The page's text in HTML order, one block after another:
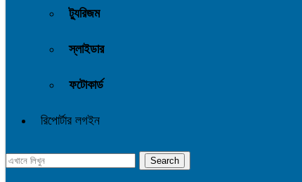
ট্যুরিজম
স্লাইডার
ফটোকার্ড
রিপোর্টার লগইন